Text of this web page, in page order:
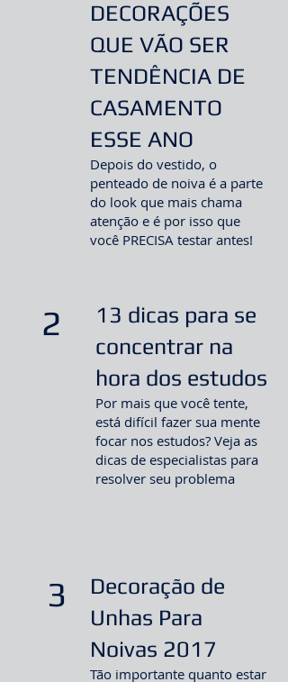
DECORAÇÕES
QUE VÃO SER
TENDÊNCIA DE
CASAMENTO
ESSE ANO
Depois do vestido, o
penteado de noiva é a parte
do look que mais chama
atenção e é por isso que
você PRECISA testar antes!
2
13 dicas para se
concentrar na
hora dos estudos
Por mais que você tente,
está difícil fazer sua mente
focar nos estudos? Veja as
dicas de especialistas para
resolver seu problema
3
Decoração de
Unhas Para
Noivas 2017
Tão importante quanto estar